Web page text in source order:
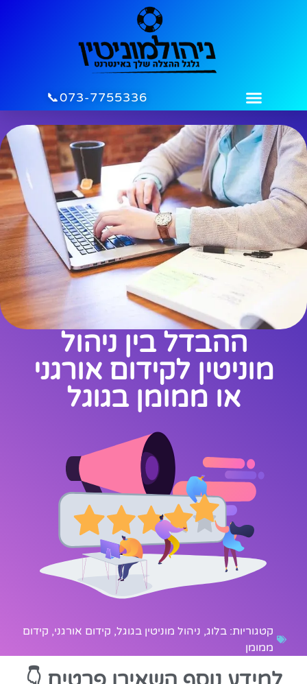
073-7755336📞
ההבדל בין ניהול
מוניטין לקידום אורגני
או ממומן בגוגל
קטגוריות: בלוג, ניהול מוניטין בגוגל, קידום אורגני, קידום
ממומן